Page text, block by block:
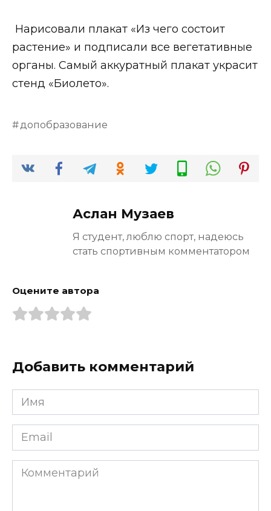
Нарисовали плакат «Из чего состоит
растение» и подписали все вегетативные
органы. Самый аккуратный плакат украсит
стенд «Биолето».
допобразование
Аслан Музаев
Я студент, люблю спорт, надеюсь
стать спортивным комментатором
Оцените автора
Добавить комментарий
Имя
*
Email
*
Комментарий